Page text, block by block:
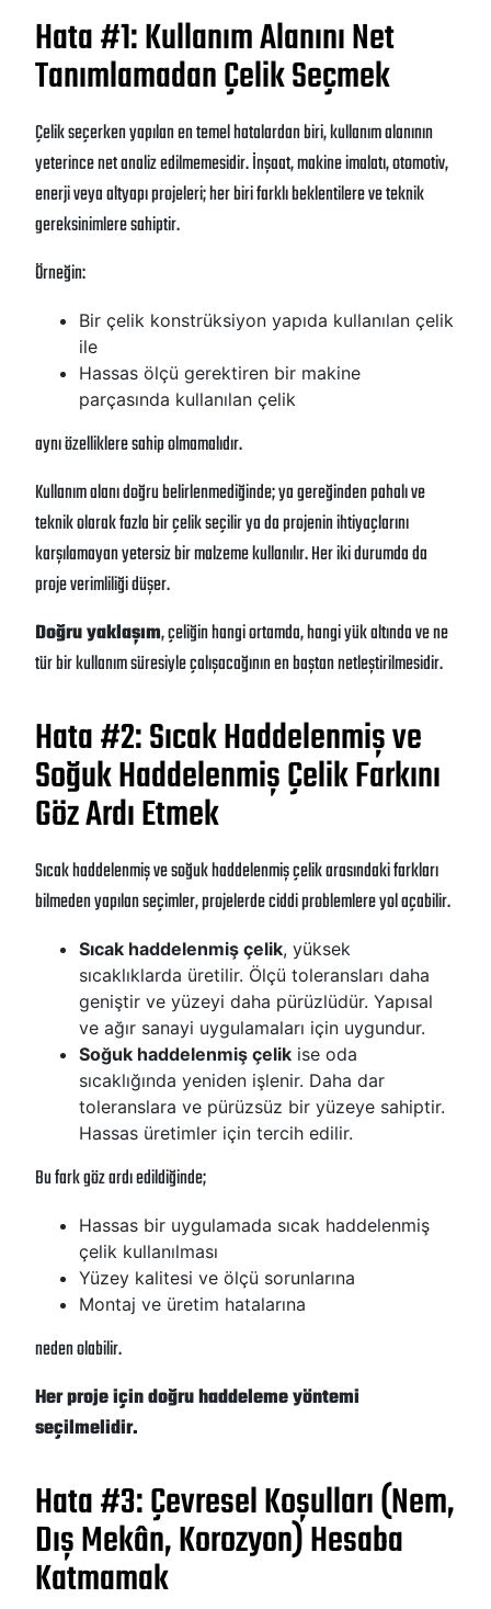
Hata #1: Kullanım Alanını Net
Tanımlamadan Çelik Seçmek
Çelik seçerken yapılan en temel hatalardan biri, kullanım alanının
yeterince net analiz edilmemesidir. İnşaat, makine imalatı, otomotiv,
enerji veya altyapı projeleri; her biri farklı beklentilere ve teknik
gereksinimlere sahiptir.
Örneğin:
Bir çelik konstrüksiyon yapıda kullanılan çelik
ile
Hassas ölçü gerektiren bir makine
parçasında kullanılan çelik
aynı özelliklere sahip olmamalıdır.
Kullanım alanı doğru belirlenmediğinde; ya gereğinden pahalı ve
teknik olarak fazla bir çelik seçilir ya da projenin ihtiyaçlarını
karşılamayan yetersiz bir malzeme kullanılır. Her iki durumda da
proje verimliliği düşer.
Doğru yaklaşım, çeliğin hangi ortamda, hangi yük altında ve ne
tür bir kullanım süresiyle çalışacağının en baştan netleştirilmesidir.
Hata #2: Sıcak Haddelenmiş ve
Soğuk Haddelenmiş Çelik Farkını
Göz Ardı Etmek
Sıcak haddelenmiş ve soğuk haddelenmiş çelik arasındaki farkları
bilmeden yapılan seçimler, projelerde ciddi problemlere yol açabilir.
Sıcak haddelenmiş çelik, yüksek
sıcaklıklarda üretilir. Ölçü toleransları daha
geniştir ve yüzeyi daha pürüzlüdür. Yapısal
ve ağır sanayi uygulamaları için uygundur.
Soğuk haddelenmiş çelik ise oda
sıcaklığında yeniden işlenir. Daha dar
toleranslara ve pürüzsüz bir yüzeye sahiptir.
Hassas üretimler için tercih edilir.
Bu fark göz ardı edildiğinde;
Hassas bir uygulamada sıcak haddelenmiş
çelik kullanılması
Yüzey kalitesi ve ölçü sorunlarına
Montaj ve üretim hatalarına
neden olabilir.
Her proje için doğru haddeleme yöntemi
seçilmelidir.
Hata #3: Çevresel Koşulları (Nem,
Dış Mekân, Korozyon) Hesaba
Katmamak